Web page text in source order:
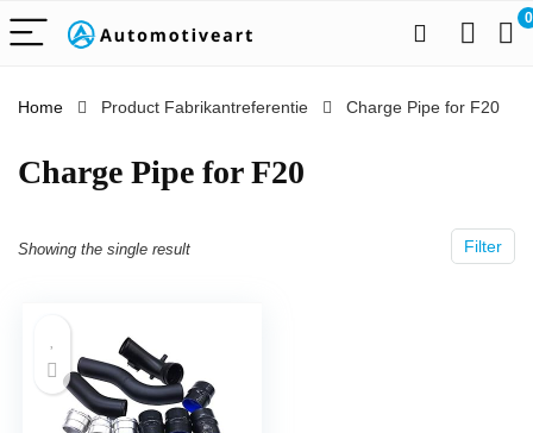
0
Home Product Fabrikantreferentie ‎Charge Pipe for F20
‎Charge Pipe for F20
Filter
Showing the single result